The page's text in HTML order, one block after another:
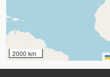
2000 km